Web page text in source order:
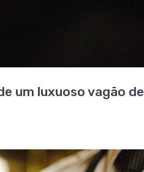
um luxuoso vagão de